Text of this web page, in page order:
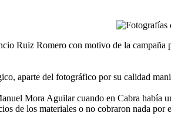
Ruiz Romero con motivo de la
aparte del fotográfico por su calidad
Mora Aguilar cuando en Cabra había
de los materiales o no cobraron nada